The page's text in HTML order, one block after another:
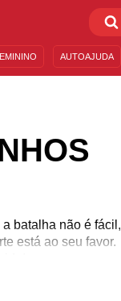
AUTOAJUDA
batalha não é fácil,
está ao seu favor.